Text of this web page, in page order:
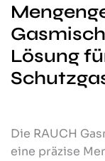
Lösung
Die RAUCH
eine präzise